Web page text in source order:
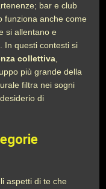
bar e club
funziona anche come
si allentano e
In questi contesti si
collettiva
più grande della
filtra nei sogni
di
aspetti di te che